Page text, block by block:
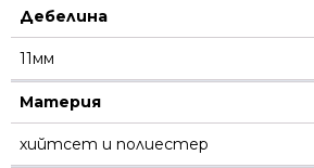
Дебелина
11мм
Материя
хийтсет и полиестeр